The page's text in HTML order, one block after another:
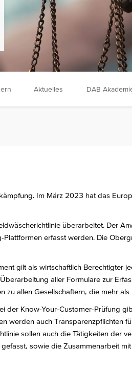
Aktuelles DAB
Im März 2023 hat das
überarbeitet. Der
erfasst werden. Die
gilt als wirtschaftlich Berechtigter
aller Formulare zur
allen Gesellschaftern, die mehr
der Know-Your-Customer-Prüfung
werden auch Transparenzpflichten
sollen auch die Tätigkeiten der
sowie die Zusammenarbeit